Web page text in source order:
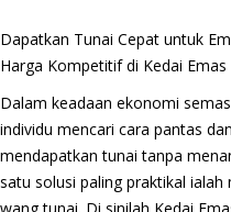
Dapatkan Tunai Cepat untuk
Harga Kompetitif di Kedai Emas
Dalam keadaan ekonomi
individu mencari cara pantas
mendapatkan tunai tanpa
satu solusi paling praktikal